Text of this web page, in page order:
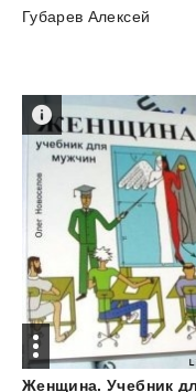
Губарев Алексей
Женщина. Учебник